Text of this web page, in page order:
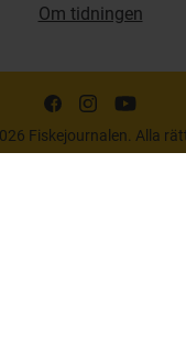
Om tidningen
Fiskejournalen. Alla